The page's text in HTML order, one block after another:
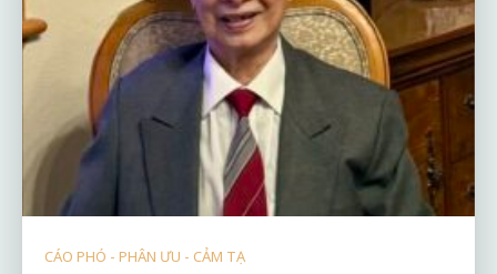
CÁO PHÓ - PHÂN ƯU - CẢM TẠ